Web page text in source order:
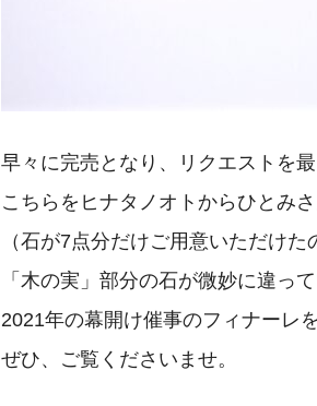
早々に完売となり、リクエストを
こちらをヒナタノオトからひとみ
（石が7点分だけご用意いただけた
「木の実」部分の石が微妙に違っ
2021年の幕開け催事のフィナーレ
ぜひ、ご覧くださいませ。